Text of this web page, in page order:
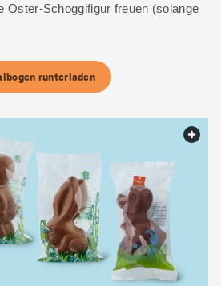
Oster-Schoggifigur freuen (solange
runterladen